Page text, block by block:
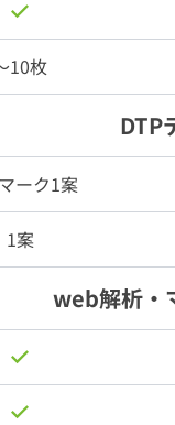
10枚
DTP
ーク1案
1案
web解析・